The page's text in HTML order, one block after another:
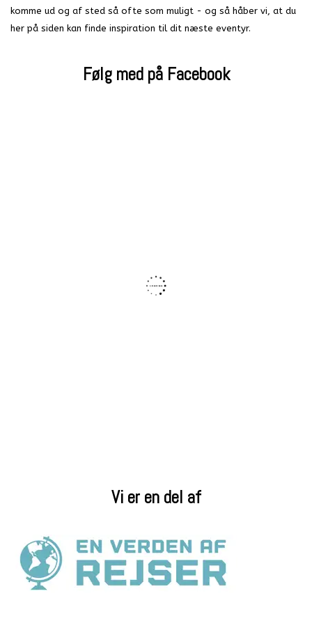
komme ud og af sted så ofte som muligt - og så håber vi, at du
her på siden kan finde inspiration til dit næste eventyr.
Følg med på Facebook
Vi er en del af